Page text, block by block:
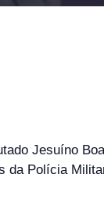
Jesuíno
da Polícia